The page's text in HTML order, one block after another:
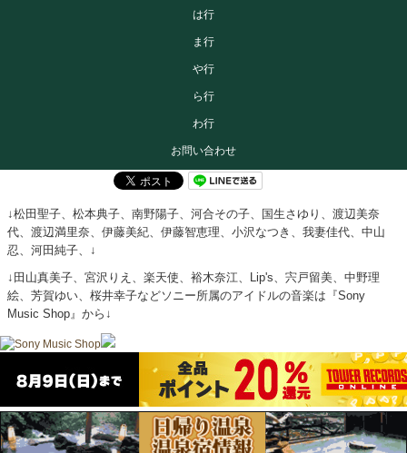
は行
ま行
や行
ら行
わ行
お問い合わせ
↓松田聖子、松本典子、南野陽子、河合その子、国生さゆり、渡辺美奈
代、渡辺満里奈、伊藤美紀、伊藤智恵理、小沢なつき、我妻佳代、中山
忍、河田純子、↓
↓田山真美子、宮沢りえ、楽天使、裕木奈江、Lip's、宍戸留美、中野理
絵、芳賀ゆい、桜井幸子などソニー所属のアイドルの音楽は『Sony
Music Shop』から↓